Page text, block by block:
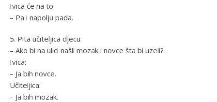
Ivica će na to:
– Pa i napolju pada.
5. Pita učiteljica djecu:
– Ako bi na ulici našli mozak i novce šta bi uzeli?
Ivica:
– Ja bih novce.
Učiteljica:
– Ja bih mozak.